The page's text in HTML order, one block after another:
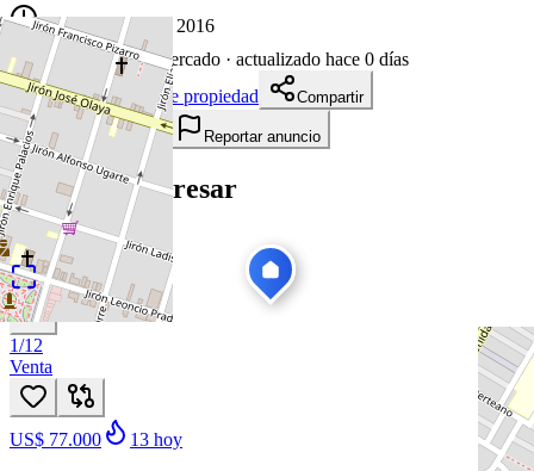
3 de diciembre de 2016
3533
días en el mercado · actualizado hace 0 días
Descargar ficha de propiedad
Compartir
Añadir a tablero Reportar anuncio
Te puede interesar
Ver todas
1/12
Venta
US$ 77.000 13 hoy